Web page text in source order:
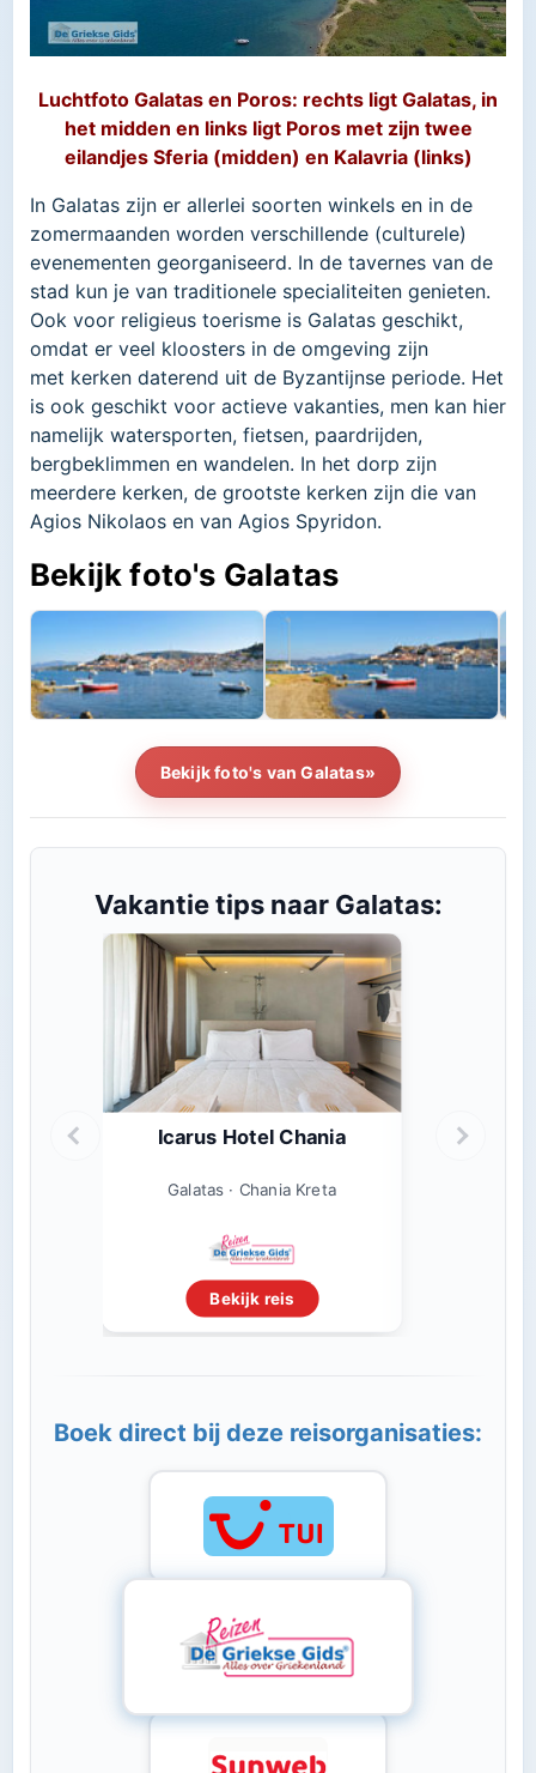
Luchtfoto Galatas en Poros: rechts ligt Galatas, in
het midden en links ligt Poros met zijn twee
eilandjes Sferia (midden) en Kalavria (links)
In Galatas zijn er allerlei soorten winkels en in de
zomermaanden worden verschillende (culturele)
evenementen georganiseerd. In de tavernes van de
stad kun je van traditionele specialiteiten genieten.
Ook voor religieus toerisme is Galatas geschikt,
omdat er veel kloosters in de omgeving zijn
met kerken daterend uit de Byzantijnse periode. Het
is ook geschikt voor actieve vakanties, men kan hier
namelijk watersporten, fietsen, paardrijden,
bergbeklimmen en wandelen. In het dorp zijn
meerdere kerken, de grootste kerken zijn die van
Agios Nikolaos en van Agios Spyridon.
Bekijk foto's Galatas
Bekijk foto's van Galatas»
Vakantie tips naar Galatas:
Icarus Hotel Chania
Galatas · Chania Kreta
Bekijk reis
Boek direct bij deze reisorganisaties: